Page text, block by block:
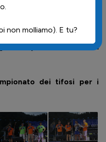
day stasera a Dalmine
questa sera (clicca
dei tifosi per i
non molliamo). E tu?